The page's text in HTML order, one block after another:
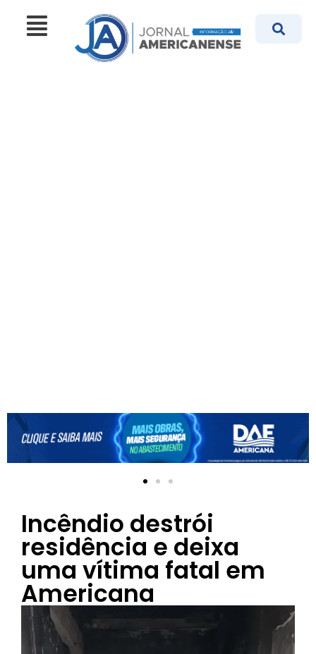
Incêndio destrói
residência e deixa
uma vítima fatal em
Americana